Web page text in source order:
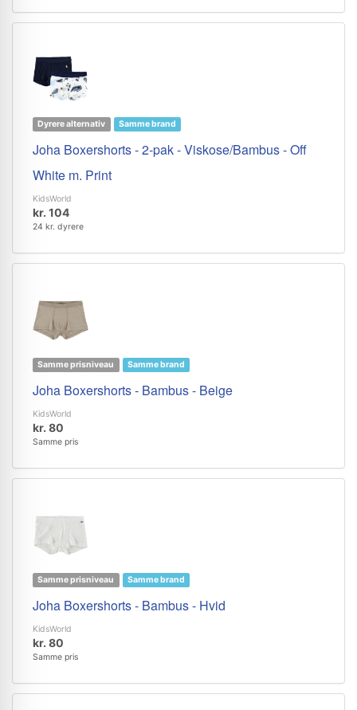
Dyrere alternativ Samme brand
Joha Boxershorts - 2-pak - Viskose/Bambus - Off
White m. Print
KidsWorld
kr. 104
24 kr. dyrere
Samme prisniveau Samme brand
Joha Boxershorts - Bambus - Beige
KidsWorld
kr. 80
Samme pris
Samme prisniveau Samme brand
Joha Boxershorts - Bambus - Hvid
KidsWorld
kr. 80
Samme pris